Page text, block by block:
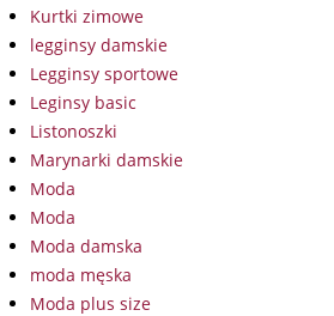
Kurtki zimowe
legginsy damskie
Legginsy sportowe
Leginsy basic
Listonoszki
Marynarki damskie
Moda
Moda
Moda damska
moda męska
Moda plus size